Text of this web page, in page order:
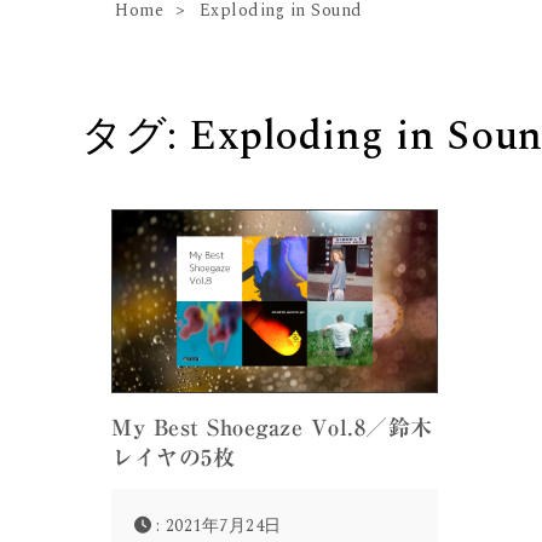
Home Exploding in Sound
タグ: Exploding in
My Best Shoegaze Vol.8／鈴木
レイヤの5枚
: 2021年7月24日